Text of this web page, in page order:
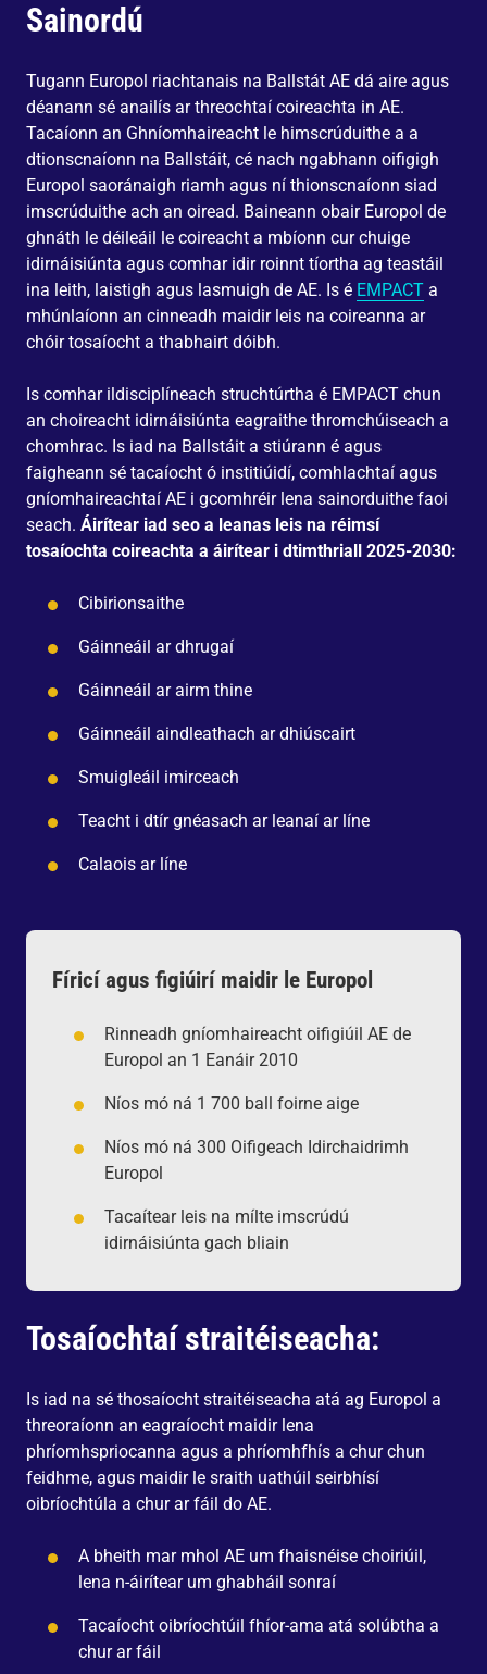
Sainordú
Tugann Europol riachtanais na Ballstát AE dá aire agus
déanann sé anailís ar threochtaí coireachta in AE.
Tacaíonn an Ghníomhaireacht le himscrúduithe a a
dtionscnaíonn na Ballstáit, cé nach ngabhann oifigigh
Europol saoránaigh riamh agus ní thionscnaíonn siad
imscrúduithe ach an oiread. Baineann obair Europol de
ghnáth le déileáil le coireacht a mbíonn cur chuige
idirnáisiúnta agus comhar idir roinnt tíortha ag teastáil
ina leith, laistigh agus lasmuigh de AE. Is é EMPACT a
mhúnlaíonn an cinneadh maidir leis na coireanna ar
chóir tosaíocht a thabhairt dóibh.
Is comhar ildisciplíneach struchtúrtha é EMPACT chun
an choireacht idirnáisiúnta eagraithe thromchúiseach a
chomhrac. Is iad na Ballstáit a stiúrann é agus
faigheann sé tacaíocht ó institiúidí, comhlachtaí agus
gníomhaireachtaí AE i gcomhréir lena sainorduithe faoi
seach. Áirítear iad seo a leanas leis na réimsí
tosaíochta coireachta a áirítear i dtimthriall 2025-2030:
Cibirionsaithe
Gáinneáil ar dhrugaí
Gáinneáil ar airm thine
Gáinneáil aindleathach ar dhiúscairt
Smuigleáil imirceach
Teacht i dtír gnéasach ar leanaí ar líne
Calaois ar líne
Fíricí agus figiúirí maidir le Europol
Rinneadh gníomhaireacht oifigiúil AE de
Europol an 1 Eanáir 2010
Níos mó ná 1 700 ball foirne aige
Níos mó ná 300 Oifigeach Idirchaidrimh
Europol
Tacaítear leis na mílte imscrúdú
idirnáisiúnta gach bliain
Tosaíochtaí straitéiseacha:
Is iad na sé thosaíocht straitéiseacha atá ag Europol a
threoraíonn an eagraíocht maidir lena
phríomhspriocanna agus a phríomhfhís a chur chun
feidhme, agus maidir le sraith uathúil seirbhísí
oibríochtúla a chur ar fáil do AE.
A bheith mar mhol AE um fhaisnéise choiriúil,
lena n‑áirítear um ghabháil sonraí
Tacaíocht oibríochtúil fhíor-ama atá solúbtha a
chur ar fáil